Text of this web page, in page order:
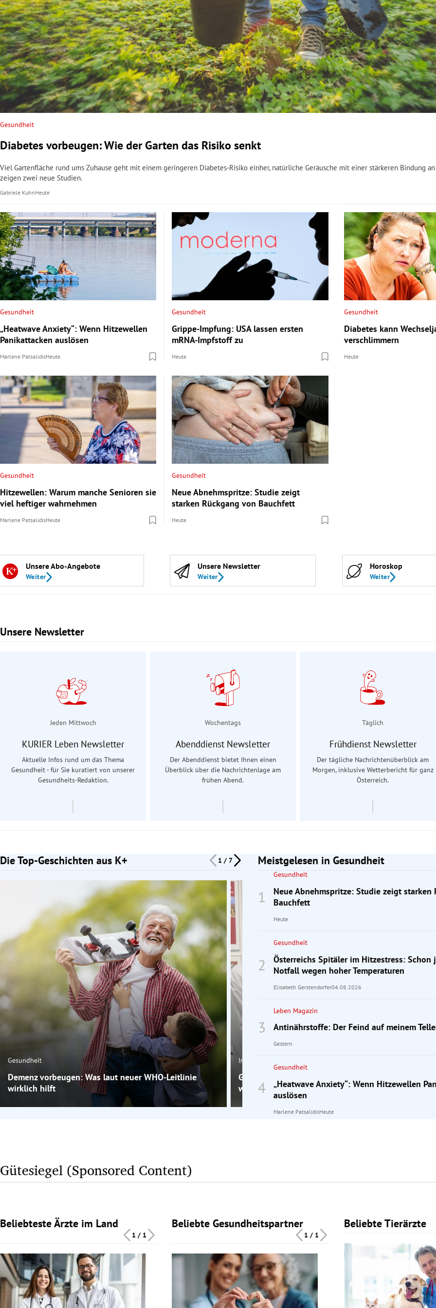
Gesundheit
Diabetes vorbeugen: Wie der Garten das Risiko senkt
Viel Gartenfläche rund ums Zuhause geht mit einem geringeren Diabetes-Risiko einher, natürliche Geräusche mit einer stärkeren Bindung
zeigen zwei neue Studien.
Gabriele KuhnHeute
Gesundheit
„Heatwave Anxiety“: Wenn Hitzewellen
Panikattacken auslösen
Marlene PatsalidisHeute
Gesundheit
Grippe-Impfung: USA lassen ersten
mRNA-Impfstoff zu
Heute
Gesundheit
Diabetes kann
verschlimmern
Heute
Gesundheit
Hitzewellen: Warum manche Senioren sie
viel heftiger wahrnehmen
Marlene PatsalidisHeute
Gesundheit
Neue Abnehmspritze: Studie zeigt
starken Rückgang von Bauchfett
Heute
Unsere Abo-Angebote
Weiter
Unsere Newsletter
Weiter
Horoskop
Weiter
Unsere Newsletter
Slide 1 von 3
Jeden Mittwoch
KURIER Leben Newsletter
Aktuelle Infos rund um das Thema
Gesundheit - für Sie kuratiert von unserer
Gesundheits-Redaktion.
Wochentags
Abenddienst Newsletter
Der Abenddienst bietet Ihnen einen
Überblick über die Nachrichtenlage am
frühen Abend.
Täglich
Frühdienst Newsletter
Der tägliche Nachrichtenüberblick am
Morgen, inklusive Wetterbericht für ganz
Österreich.
Die Top-Geschichten aus K+ 1 / 7
Slide 1 von 7
Gesundheit
Demenz vorbeugen: Was laut neuer WHO-Leitlinie
wirklich hilft
Interview
Gürtelrose: Ein Experte erklärt, warum rasches
wichtig ist
Meistgelesen in Gesundheit
Gesundheit
Neue Abnehmspritze: Studie zeigt starken
Bauchfett
Heute
Gesundheit
Österreichs Spitäler im Hitzestress: Schon
Notfall wegen hoher Temperaturen
Elisabeth Gerstendorfer04.08.2026
Leben Magazin
Antinährstoffe: Der Feind auf meinem
Gestern
Gesundheit
„Heatwave Anxiety“: Wenn Hitzewellen
auslösen
Marlene PatsalidisHeute
Gütesiegel (Sponsored Content)
Beliebteste Ärzte im Land
1 / 1
Slide 1 von 1 Beliebte Gesundheitspartner
1 / 1
Slide 1 von 1 Beliebte Tierärzte
Slide 1 von 1